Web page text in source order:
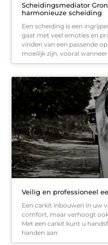
Scheidingsmediator
harmonieuze scheiding
Een scheiding is een
gaat met veel emoties en
vinden van een passende
moeilijk zijn, vooral wanneer
Veilig en professioneel
Een carkit inbouwen in uw
comfort, maar verhoogt
Met een carkit kunt u
handen aan